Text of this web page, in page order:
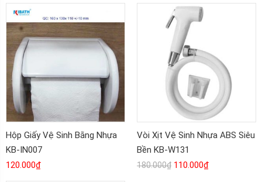
Hộp Giấy Vệ Sinh Bằng Nhựa
KB-IN007
120.000₫
Vòi Xịt Vệ Sinh Nhựa ABS Siêu
Bền KB-W131
180.000₫ 110.000₫